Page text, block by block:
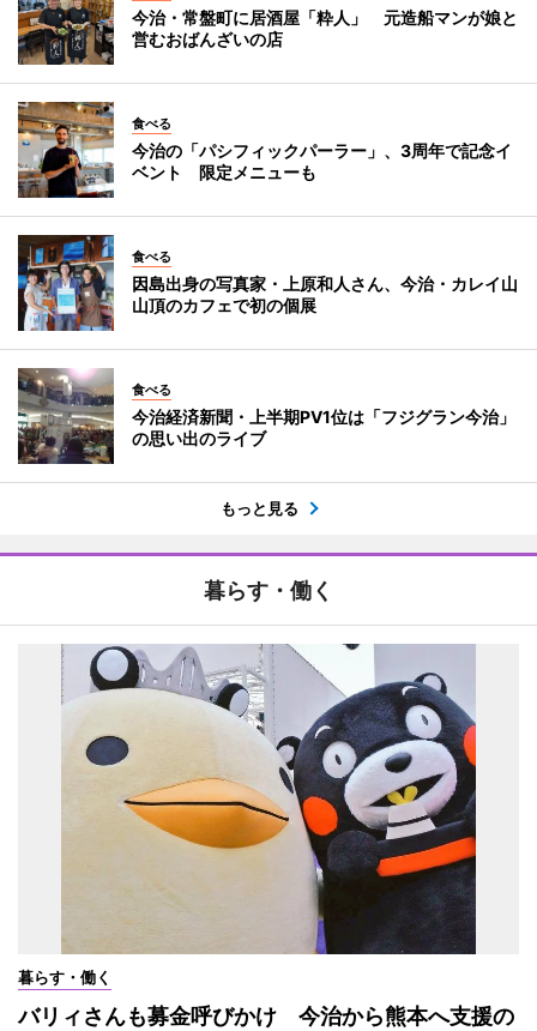
今治・常盤町に居酒屋「粋人」 元造船マンが娘と
営むおばんざいの店
食べる
今治の「パシフィックパーラー」、3周年で記念イ
ベント 限定メニューも
食べる
因島出身の写真家・上原和人さん、今治・カレイ山
山頂のカフェで初の個展
食べる
今治経済新聞・上半期PV1位は「フジグラン今治」
の思い出のライブ
もっと見る
暮らす・働く
暮らす・働く
バリィさんも募金呼びかけ 今治から熊本へ支援の